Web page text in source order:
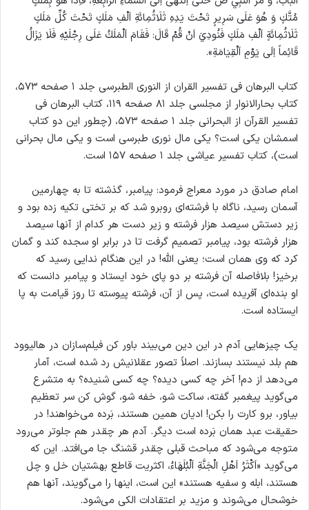
مُتَّكٍ وَ هُوَ عَلَى سَرِيرٍ تَحْتَ يَدِهِ ثَلَاثُمِائَةِ اَلْفِ مَلَكٍ تَحْتَ كُلِّ مَلَكٍ
ثَلَاثُمِائَةٍ اَلْفِ مَلَكٍ فَنُودِيَ اَنْ قُمْ قَالَ: فَقَامَ اَلْمَلَكُ عَلَى رِجْلَيْهِ فَلَا يَزَالُ
قَائِماً اِلَى يَوْمِ اَلْقِيَامَةِ».
کتاب البرهان فی تفسیر القران از النوری الطبرسی جلد ۱ صفحه ۵۷۳،
کتاب بحارالانوار از مجلسی جلد ۸۱ صفحه ۱۱۹، کتاب البرهان فی
تفسیر القرآن از البحرانی جلد ۱ صفحه ۵۷۳، (چطور این دو کتاب
اسمشان یکی است؟ یکی مال نوری طبرسی است و یکی مال بحرانی
است)، کتاب تفسیر عیاشی جلد ۱ صفحه ۱۵۷ است.
امام صادق در مورد معراج فرمود: پیامبر، گذشته تا به چهارمین
آسمان رسید، ناگاه با فرشته‌ای روبرو شد که بر تختی تکیه زده بود و
زیر دستش سیصد هزار فرشته و زیر دست هر کدام از آنها سیصد
هزار فرشته بود، پیامبر تصمیم گرفت تا در برابر او سجده کند و گمان
کرد که وی همان است؛ یعنی الله! در این هنگام ندایی رسید که
برخیز! بلافاصله آن فرشته بر دو پای خود ایستاد و پیامبر دانست که
او بنده‌ای آفریده است، پس از آن، فرشته پیوسته تا روز قیامت به پا
ایستاده است.
یک چیزهایی آدم در این دین می‌بیند باور کن فیلم‌سازان در هالیوود
هم بلد نیستند بسازند. اصلاً تصور عقلانیش رد شده است، آمار
می‌دهد از دم! آخر چه کسی دیده؟ چه کسی شنیده؟ به متشرع
می‌گوید پیغمبر گفته، ساکت شو، خفه شو، گوش کن سر تعظیم
بیاور، برو کارت را بکن! ادیان همین هستند‌، بَرده می‌خواهند! در
حقیقت عبد همان بَرده است‌ دیگر. آدم هر چقدر هم جلوتر می‌رود
متوجه می‌شود که مباحث قبلی چقدر قشنگ جا می‌افتد. این که
می‌گوید «اَکْثَرُ اَهْلِ الْجَنَّةِ اَلْبُلَهَاءُ، اکثریت قاطع بهشتیان خل و چل‌
هستند، ابله و سفیه هستند» این است، اینها را می‌گویند، آنها هم
خوشحال می‌شوند و مزید بر اعتقادات الکی می‌شود.